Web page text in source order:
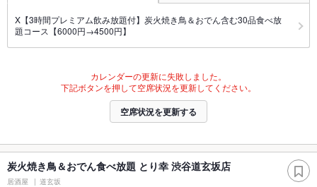
X【3時間プレミアム飲み放題付】炭火焼き鳥＆おでん含む30品食べ放
題コース【6000円→4500円】
カレンダーの更新に失敗しました。
下記ボタンを押して空席状況を更新してください。
空席状況を更新する
炭火焼き鳥＆おでん食べ放題 とり幸 渋谷道玄坂店
居酒屋 道玄坂